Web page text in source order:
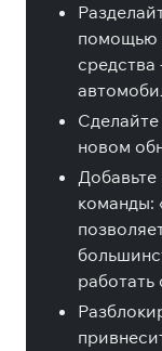
помощью
Сделайте
новом
команды:
работать